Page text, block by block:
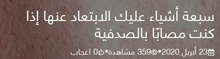
سبعة أشياء عليك الابتعاد عنها إذا
كنت مصابًا بالصدفية
23 أبريل 2020 •
359مشاهدة•
0اعجاب